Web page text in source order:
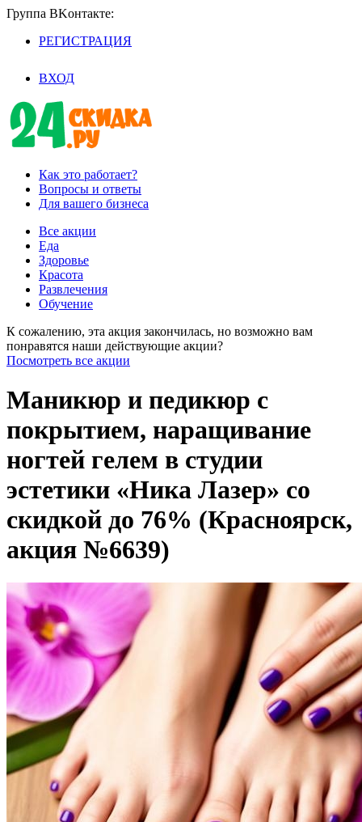
Группа BKoнтaктe:
РЕГИСТРАЦИЯ
ВХОД
Как это работает?
Вопросы и ответы
Для вашего бизнеса
Все акции
Еда
Здоровье
Красота
Развлечения
Обучение
К сожалению, эта акция закончилась, но возможно вам
понравятся наши действующие акции?
Посмотреть все акции
Маникюр и педикюр с
покрытием, наращивание
ногтей гелем в студии
эстетики «Ника Лазер» со
скидкой до 76% (Красноярск,
акция №6639)